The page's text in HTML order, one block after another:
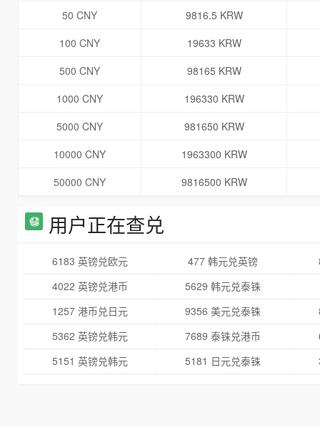
50 CNY
9816.5 KRW
100 CNY
19633 KRW
500 CNY
98165 KRW
1000 CNY
196330 KRW
5000 CNY
981650 KRW
10000 CNY
1963300 KRW
50000 CNY
9816500 KRW
用户正在查兑
6183 英镑兑欧元 477 韩元兑英镑
4022 英镑兑港币
5629 韩元兑泰铢
1257 港币兑日元
9356 美元兑泰铢
5362 英镑兑韩元
7689 泰铢兑港币
5151 英镑兑韩元
5181 日元兑泰铢